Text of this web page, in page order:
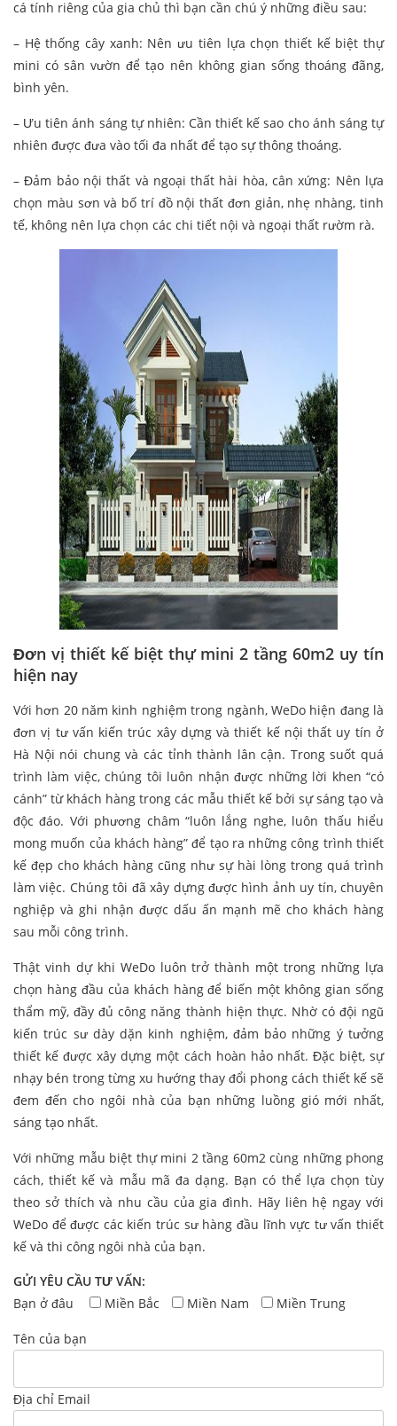
cá tính riêng của gia chủ thì bạn cần chú ý những điều sau:
– Hệ thống cây xanh: Nên ưu tiên lựa chọn thiết kế biệt thự
mini có sân vườn để tạo nên không gian sống thoáng đãng,
bình yên.
– Ưu tiên ánh sáng tự nhiên: Cần thiết kế sao cho ánh sáng tự
nhiên được đưa vào tối đa nhất để tạo sự thông thoáng.
– Đảm bảo nội thất và ngoại thất hài hòa, cân xứng: Nên lựa
chọn màu sơn và bố trí đồ nội thất đơn giản, nhẹ nhàng, tinh
tế, không nên lựa chọn các chi tiết nội và ngoại thất rườm rà.
Đơn vị thiết kế biệt thự mini 2 tầng 60m2 uy tín
hiện nay
Với hơn 20 năm kinh nghiệm trong ngành, WeDo hiện đang là
đơn vị tư vấn kiến trúc xây dựng và thiết kế nội thất uy tín ở
Hà Nội nói chung và các tỉnh thành lân cận. Trong suốt quá
trình làm việc, chúng tôi luôn nhận được những lời khen “có
cánh” từ khách hàng trong các mẫu thiết kế bởi sự sáng tạo và
độc đáo. Với phương châm “luôn lắng nghe, luôn thấu hiểu
mong muốn của khách hàng” để tạo ra những công trình thiết
kế đẹp cho khách hàng cũng như sự hài lòng trong quá trình
làm việc. Chúng tôi đã xây dựng được hình ảnh uy tín, chuyên
nghiệp và ghi nhận được dấu ấn mạnh mẽ cho khách hàng
sau mỗi công trình.
Thật vinh dự khi WeDo luôn trở thành một trong những lựa
chọn hàng đầu của khách hàng để biến một không gian sống
thẩm mỹ, đầy đủ công năng thành hiện thực. Nhờ có đội ngũ
kiến trúc sư dày dặn kinh nghiệm, đảm bảo những ý tưởng
thiết kế được xây dựng một cách hoàn hảo nhất. Đặc biệt, sự
nhạy bén trong từng xu hướng thay đổi phong cách thiết kế sẽ
đem đến cho ngôi nhà của bạn những luồng gió mới nhất,
sáng tạo nhất.
Với những mẫu biệt thự mini 2 tầng 60m2 cùng những phong
cách, thiết kế và mẫu mã đa dạng. Bạn có thể lựa chọn tùy
theo sở thích và nhu cầu của gia đình. Hãy liên hệ ngay với
WeDo để được các kiến trúc sư hàng đầu lĩnh vực tư vấn thiết
kế và thi công ngôi nhà của bạn.
GỬI YÊU CẦU TƯ VẤN:
Bạn ở đâu
Miền Bắc Miền Nam Miền Trung
Tên của bạn
Địa chỉ Email